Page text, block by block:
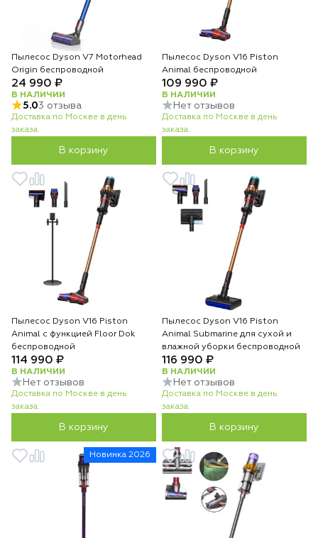
Пылесос Dyson V7 Motorhead
Origin беспроводной
24 990 ₽
В НАЛИЧИИ
5.03 отзыва
Доставка по Москве в день
заказа.
В корзину
Пылесос Dyson V16 Piston
Animal беспроводной
109 990 ₽
В НАЛИЧИИ
Нет отзывов
Доставка по Москве в день
заказа.
В корзину
Пылесос Dyson V16 Piston
Animal с функцией Floor Dok
беспроводной
114 990 ₽
В НАЛИЧИИ
Нет отзывов
Доставка по Москве в день
заказа.
В корзину
Пылесос Dyson V16 Piston
Animal Submarine для сухой и
влажной уборки беспроводной
116 990 ₽
В НАЛИЧИИ
Нет отзывов
Доставка по Москве в день
заказа.
В корзину
Новинка 2026